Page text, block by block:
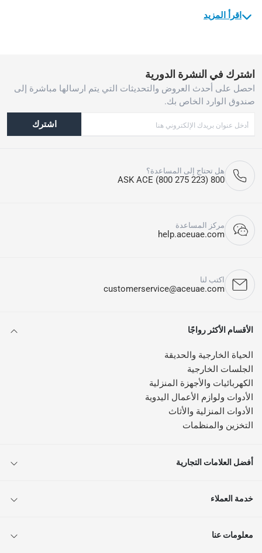
اقرأ المزيد
اشترك في النشرة الدورية
احصل على أحدث العروض والتحديثات التي يتم ارسالها مباشرة إلى
صندوق الوارد الخاص بك.
اشترك
هل تحتاج إلى المساعدة؟
800 ASK ACE (800 275 223)
مركز المساعدة
help.aceuae.com
اكتب لنا
customerservice@aceuae.com
الأقسام الأكثر رواجًا
الحياة الخارجية والحديقة
الجلسات الخارجية
الكهربائيات والأجهزة المنزلية
الأدوات ولوازم الأعمال اليدوية
الأدوات المنزلية والأثاث
التخزين والمنظمات
أفضل العلامات التجارية
خدمة العملاء
معلومات عنا